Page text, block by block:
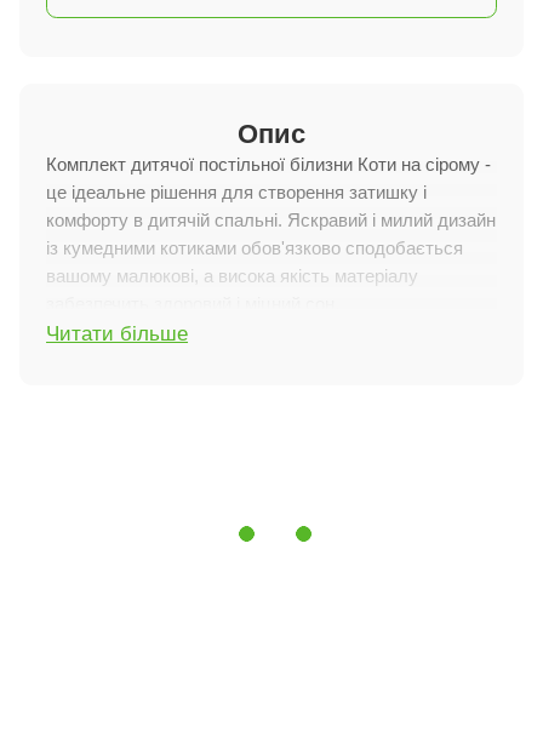
Опис
Комплект дитячої постільної білизни Коти на сірому -
це ідеальне рішення для створення затишку і
комфорту в дитячій спальні. Яскравий і милий дизайн
із кумедними котиками обов'язково сподобається
вашому малюкові, а висока якість матеріалу
Особливості характеристик
сіра основа з яскравими
Читати більше